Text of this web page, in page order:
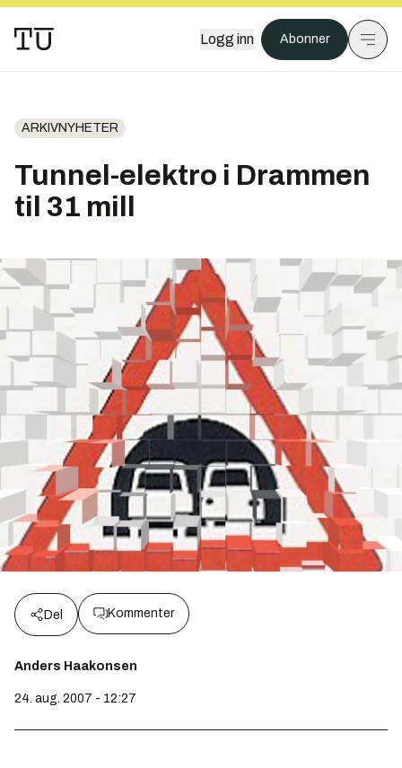
Logg inn Abonner
ARKIVNYHETER
Tunnel-elektro i Drammen
til 31 mill
Del Kommenter
Anders Haakonsen
24. aug. 2007 - 12:27